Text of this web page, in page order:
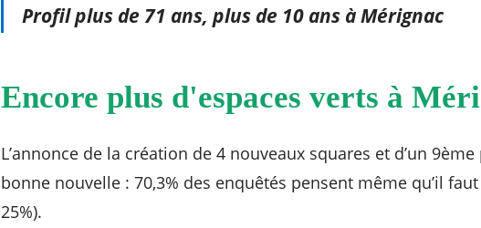
Profil plus de 71 ans, plus de 10 ans à Mérignac
Encore plus d'espaces verts à
L’annonce de la création de 4 nouveaux squares et d’un
bonne nouvelle : 70,3% des enquêtés pensent même qu’il
25%).